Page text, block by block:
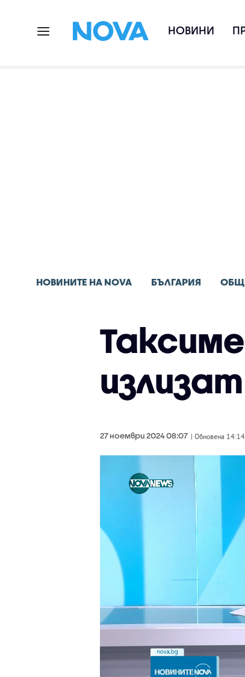
НОВИНИ
НОВИНИТЕ НА NOVA БЪЛГАРИЯ
27 ноември 2024 08:07 | Обновена 14:14